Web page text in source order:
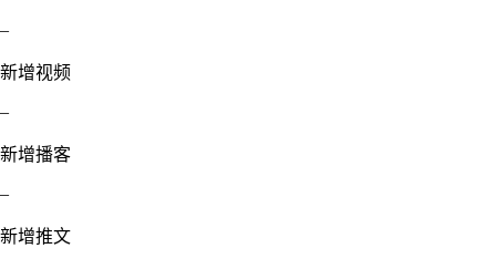
–
新增视频
–
新增播客
–
新增推文